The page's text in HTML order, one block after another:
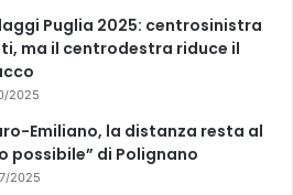
Puglia 2025: centrosinistra
ma il centrodestra riduce il
2025
Emiliano, la distanza resta al
possibile” di Polignano
2025